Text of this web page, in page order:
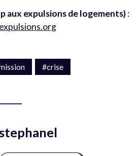
aux expulsions de logements):
#crise
stephanel